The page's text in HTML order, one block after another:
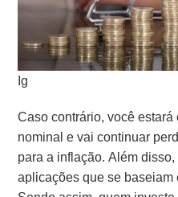
Ig
Caso contrário, você
nominal e vai continuar
para a inflação. Além
aplicações que se